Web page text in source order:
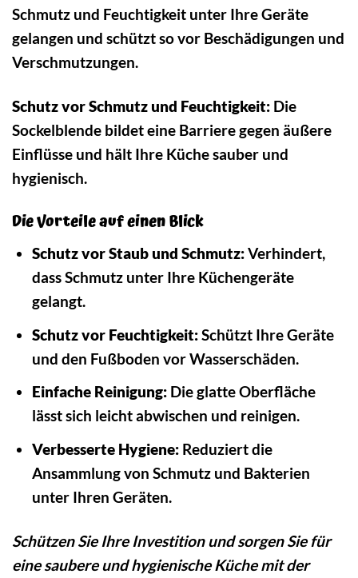
Schmutz und Feuchtigkeit unter Ihre Geräte
gelangen und schützt so vor Beschädigungen und
Verschmutzungen.
Schutz vor Schmutz und Feuchtigkeit: Die
Sockelblende bildet eine Barriere gegen äußere
Einflüsse und hält Ihre Küche sauber und
hygienisch.
Die Vorteile auf einen Blick
Schutz vor Staub und Schmutz:Verhindert,
dass Schmutz unter Ihre Küchengeräte
gelangt.
Schutz vor Feuchtigkeit:Schützt Ihre Geräte
und den Fußboden vor Wasserschäden.
Einfache Reinigung:Die glatte Oberfläche
lässt sich leicht abwischen und reinigen.
Verbesserte Hygiene:Reduziert die
Ansammlung von Schmutz und Bakterien
unter Ihren Geräten.
Schützen Sie Ihre Investition und sorgen Sie für
eine saubere und hygienische Küche mit der